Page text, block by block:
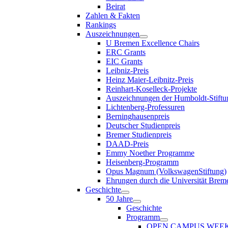
Beirat
Zahlen & Fakten
Rankings
Auszeichnungen
U Bremen Excellence Chairs
ERC Grants
EIC Grants
Leibniz-Preis
Heinz Maier-Leibnitz-Preis
Reinhart-Koselleck-Projekte
Auszeichnungen der Humboldt-
Lichtenberg-Professuren
Berninghausenpreis
Deutscher Studienpreis
Bremer Studienpreis
DAAD-Preis
Emmy Noether Programme
Heisenberg-Programm
Opus Magnum (VolkswagenStiftung)
Ehrungen durch die Universität
Geschichte
50 Jahre
Geschichte
Programm
OPEN CAMPUS